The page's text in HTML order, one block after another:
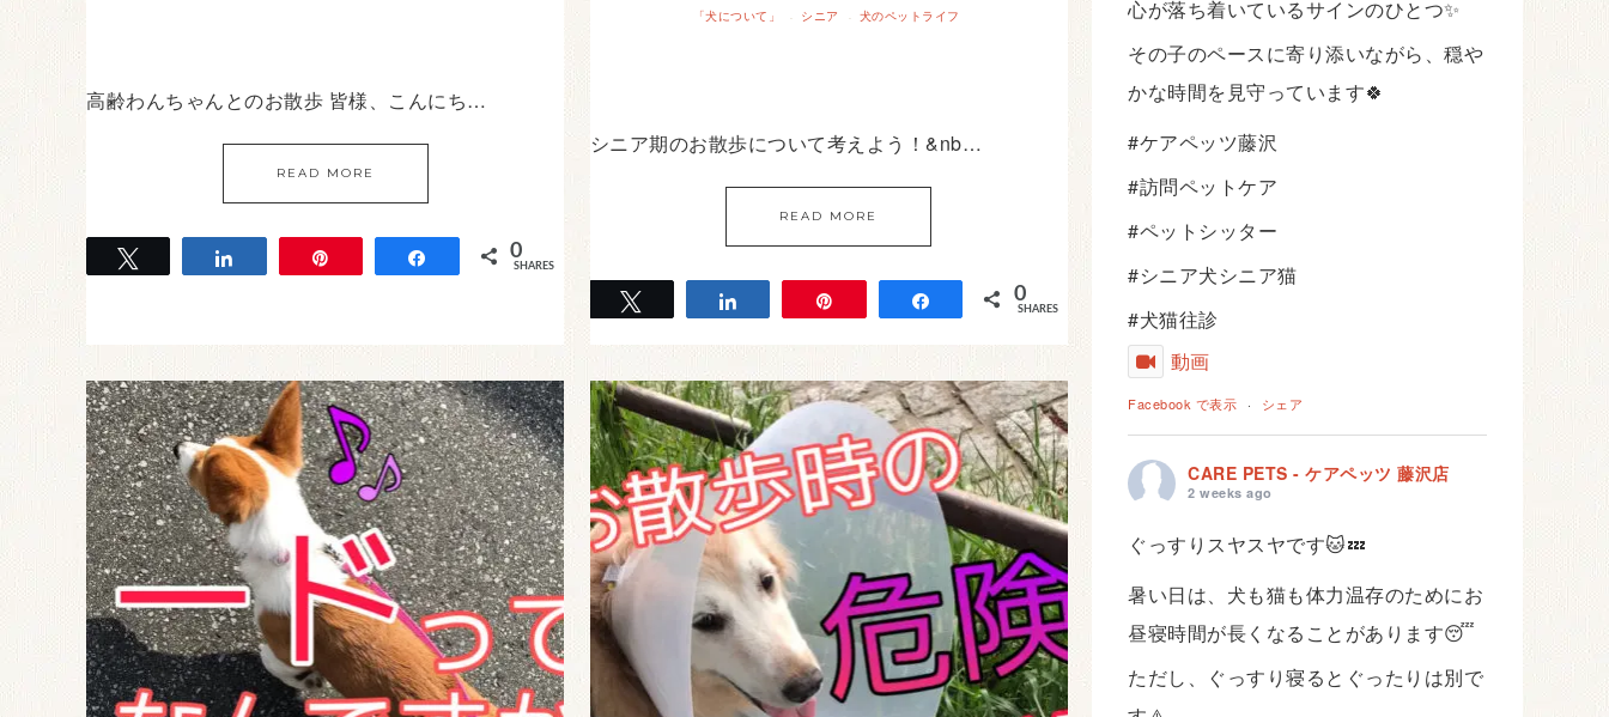
高齢わんちゃんとのお散歩 皆様、こんにち…
READ MORE
Share 0
SHARES
「犬について」 · シニア · 犬のペットライフ
シニア期のお散歩について考えよう！&nb…
READ MORE
Share 0
SHARES
心が落ち着いているサインのひとつ✨
その子のペースに寄り添いながら、穏や
かな時間を見守っています🍀
#ケアペッツ藤沢
#訪問ペットケア
#ペットシッター
#シニア犬シニア猫
#犬猫往診
動画
Facebook で表示 · シェア
CARE PETS - ケアペッツ 藤沢店
2 weeks ago
ぐっすりスヤスヤです🐱💤
暑い日は、犬も猫も体力温存のためにお
昼寝時間が長くなることがあります😴
ただし、ぐっすり寝るとぐったりは別で